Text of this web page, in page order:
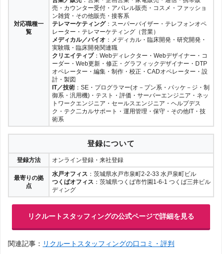
対応職種一
覧
売・カウンター受付・アパレル販売・コスメ・ファッショ
ン雑貨・その他販売・接客系
テレマーケティング：スーパーバイザー・テレフォンオペ
レーター・テレマーケティング（営業）
メディカル／バイオ ：メディカル・臨床開発・研究開発・
実験職・臨床開発関連職
クリエイティブ：Webディレクター・Webデザイナー・コ
ーダー・Web更新・修正・グラフィックデザイナー・DTP
オペレーター・編集・制作・校正・CADオペレーター・設
計・製図
IT／技術 ：SE・プログラマー(オ－プン系・パッケ－ジ・制
御系・汎用機)・テスト・評価・サーバーエンジニア・ネッ
トワークエンジニア・セールスエンジニア・ヘルプデス
ク・テク二カルサポート・運用管理・保守・その他IT・技
術系
登録について
登録方法 オンライン登録・来社登録
最寄りの拠
点
水戸オフィス ：茨城県水戸市泉町2-2-33 水戸泉町ビル
つくばオフィス ：茨城県つくば市竹園1-6-1 つくば三井ビル
ディング
リクルートスタッフィングの公式ページで詳細を見る
関連記事： リクルートスタッフィングの口コミ・評判